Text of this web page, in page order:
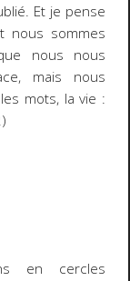
Et je pense
nous sommes
nous nous
mais nous
mots, la vie :
en cercles